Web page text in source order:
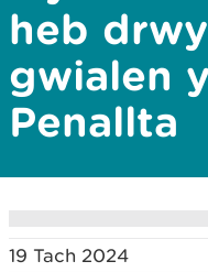
heb
gwialen
Penallta
19 Tach 2024